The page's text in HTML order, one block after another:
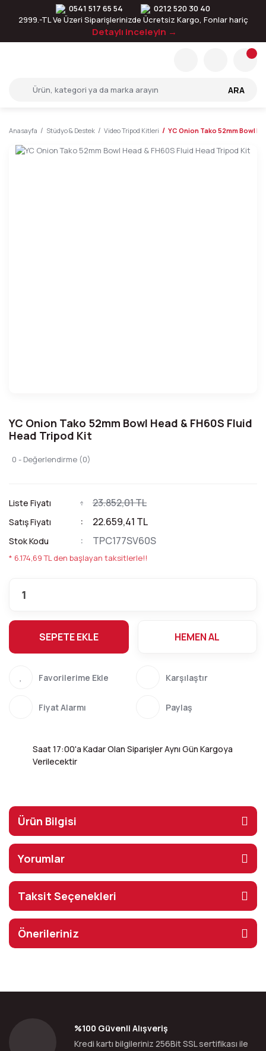
0541 517 65 54
0212 520 30 40
2999.-TL Ve Üzeri Siparişlerinizde Ücretsiz Kargo, Fonlar hariç
Detaylı inceleyin →
ARA
Anasayfa Stüdyo & Destek Video Tripod Kitleri YC Onion Tako 52mm Bowl
YC Onion Tako 52mm Bowl Head & FH60S Fluid
Head Tripod Kit
0 - Değerlendirme (0)
Liste Fiyatı 23.852,01 TL
Satış Fiyatı 22.659,41 TL
Stok Kodu TPC177SV60S
* 6.174,69 TL den başlayan taksitlerle!!
SEPETE EKLE HEMEN AL
Karşılaştır
Fiyat Alarmı Paylaş
Saat 17:00'a Kadar Olan Siparişler Aynı Gün Kargoya
Verilecektir
Ürün Bilgisi
Yorumlar
Taksit Seçenekleri
Önerileriniz
%100 Güvenli Alışveriş
Kredi kartı bilgileriniz 256Bit SSL sertifikası ile